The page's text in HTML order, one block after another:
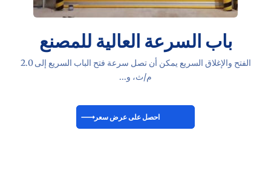
باب السرعة العالية للمصنع
الفتح والإغلاق السريع يمكن أن تصل سرعة فتح الباب السريع إلى 2.0
م/ث، و...
احصل على عرض سعر